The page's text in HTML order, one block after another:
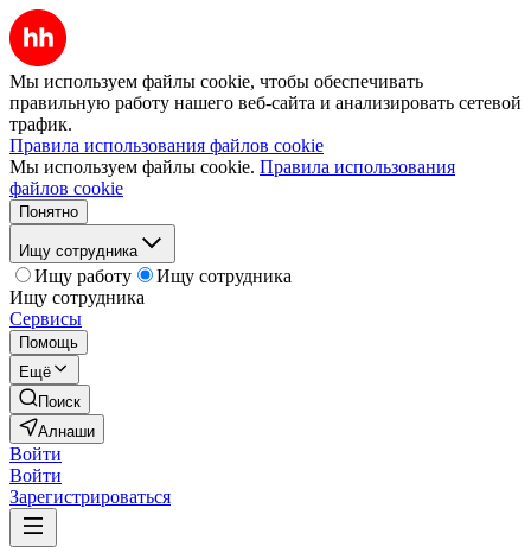
Мы используем файлы cookie, чтобы обеспечивать
правильную работу нашего веб-сайта и анализировать сетевой
трафик.
Правила использования файлов cookie
Мы используем файлы cookie. Правила использования
файлов cookie
Понятно
Ищу сотрудника
Ищу работу
Ищу сотрудника
Ищу сотрудника
Сервисы
Помощь
Ещё
Поиск
Алнаши
Войти
Войти
Зарегистрироваться